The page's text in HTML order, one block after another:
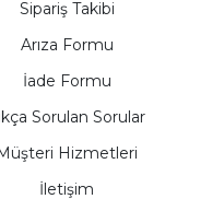
Sipariş Takibi
Arıza Formu
İade Formu
Sorulan Sorular
Hizmetleri
İletişim